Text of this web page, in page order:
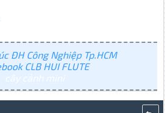
ĐH Công Nghiệp Tp.HCM
CLB HUI FLUTE
cây cảnh mini